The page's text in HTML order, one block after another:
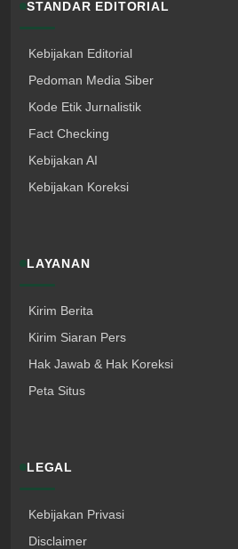
STANDAR EDITORIAL
Kebijakan Editorial
Pedoman Media Siber
Kode Etik Jurnalistik
Fact Checking
Kebijakan AI
Kebijakan Koreksi
LAYANAN
Kirim Berita
Kirim Siaran Pers
Hak Jawab & Hak Koreksi
Peta Situs
LEGAL
Kebijakan Privasi
Disclaimer